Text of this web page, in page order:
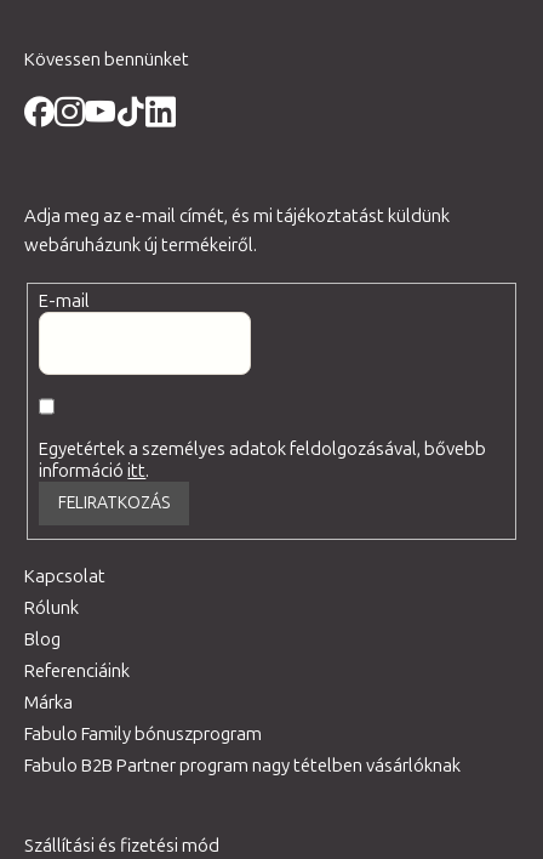
Kövessen bennünket
Adja meg az e-mail címét, és mi tájékoztatást küldünk
webáruházunk új termékeiről.
E-mail
Egyetértek a személyes adatok feldolgozásával, bővebb
információitt.
FELIRATKOZÁS
Kapcsolat
Rólunk
Blog
Referenciáink
Márka
Fabulo Family bónuszprogram
Fabulo B2B Partner program nagy tételben vásárlóknak
Szállítási és fizetési mód